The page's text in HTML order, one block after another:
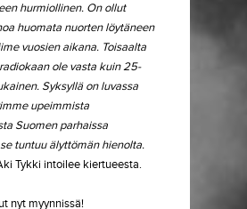
hurmiollinen. On ollut
huomata nuorten löytäneen
vuosien aikana. Toisaalta
ole vasta kuin 25-
Syksyllä on luvassa
upeimmista
Suomen parhaissa
tuntuu älyttömän hienolta.
Tykki intoilee kiertueesta.
nyt myynnissä!